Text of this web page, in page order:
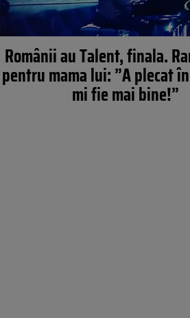
Românii au Talent, finala.
pentru mama lui: ”A plecat
mi fie mai bine!”